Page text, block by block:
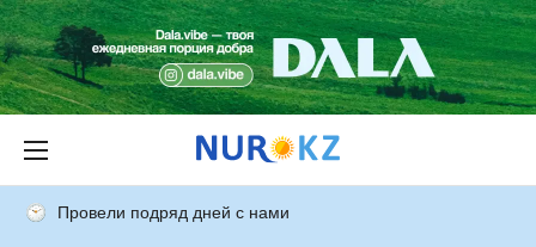
Провели подряд дней с нами